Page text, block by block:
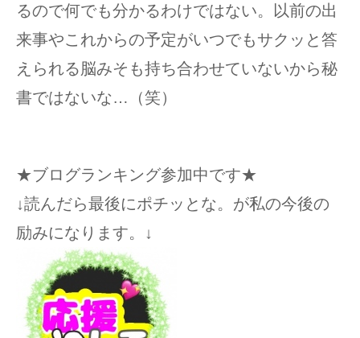
るので何でも分かるわけではない。以前の出
来事やこれからの予定がいつでもサクッと答
えられる脳みそも持ち合わせていないから秘
書ではないな…（笑）
★ブログランキング参加中です★
↓読んだら最後にポチッとな。が私の今後の
励みになります。↓